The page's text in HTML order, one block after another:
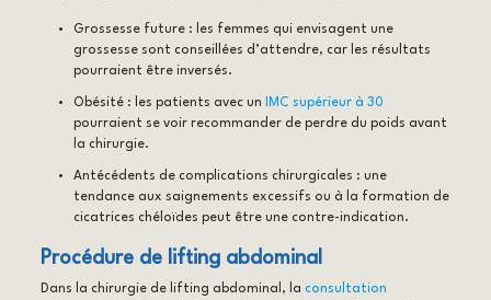
Grossesse future : les femmes qui envisagent une
grossesse sont conseillées d’attendre, car les résultats
pourraient être inversés.
Obésité : les patients avec un
IMC supérieur à 30
pourraient se voir recommander de perdre du poids avant
la chirurgie.
Antécédents de complications chirurgicales : une
tendance aux saignements excessifs ou à la formation de
cicatrices chéloïdes peut être une contre-indication.
Procédure de lifting abdominal
Dans la chirurgie de lifting abdominal, la consultation